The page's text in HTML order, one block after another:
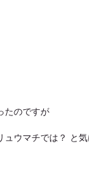
たのですが
ウマチでは？ と気